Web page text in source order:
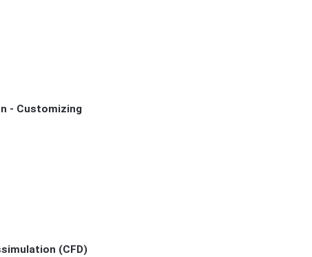
- Customizing
(CFD)